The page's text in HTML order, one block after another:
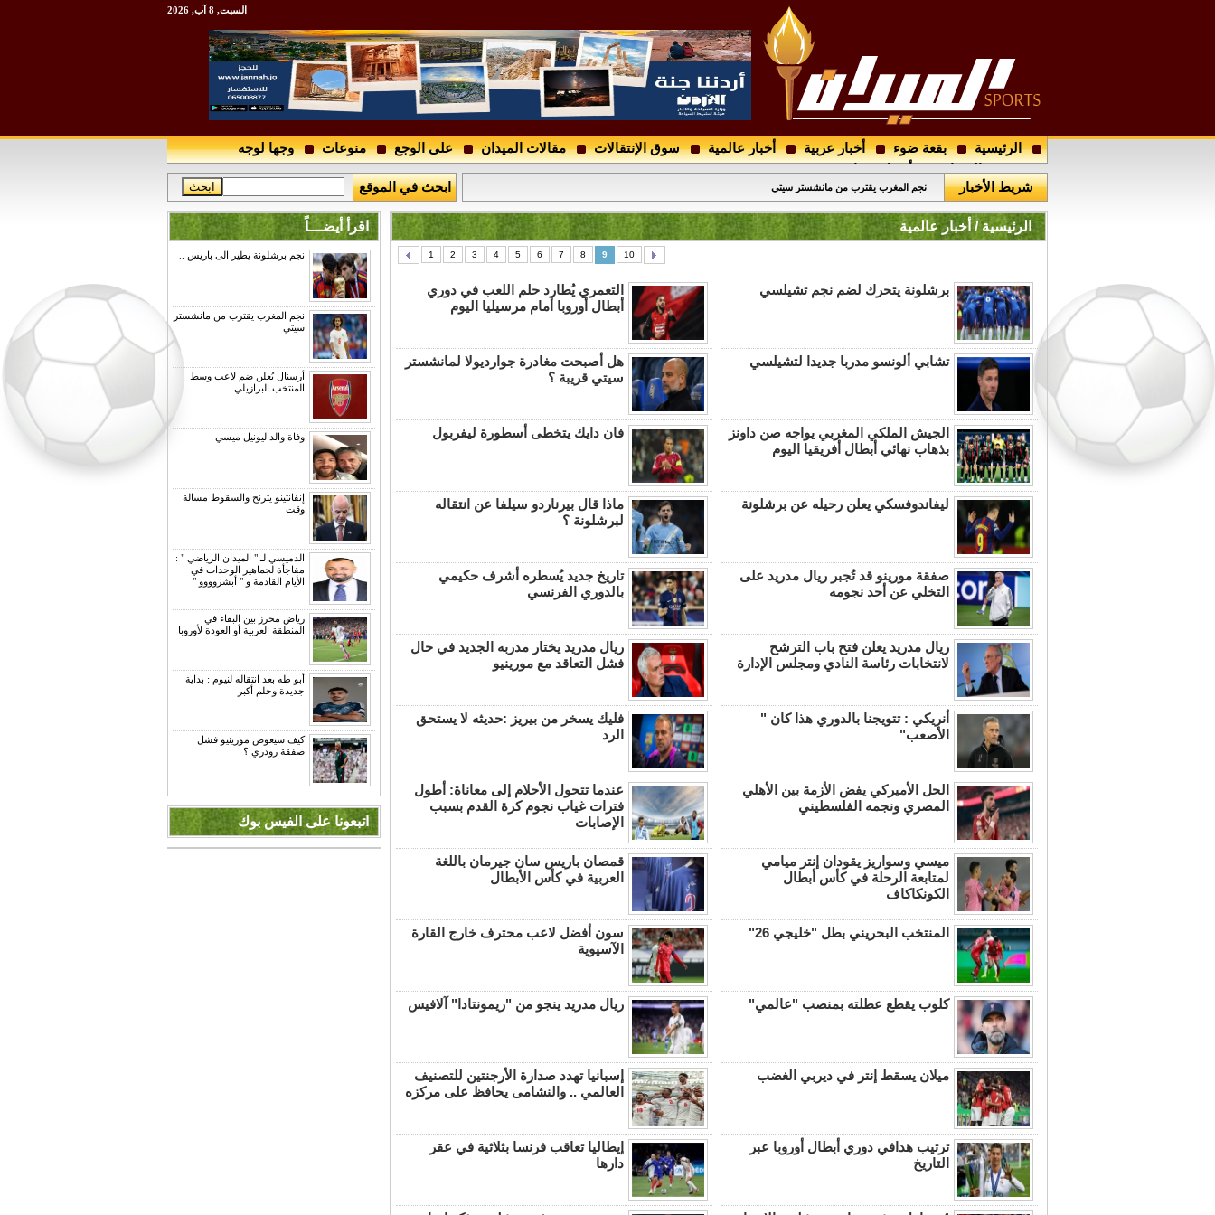
السبت, 8 آب, 2026
الرئيسية بقعة ضوء أخبار عربية أخبار عالمية سوق الإنتقالات مقالات الميدان على الوجع منوعات
وجها لوجه
مجتمع الميدان
أرسل خبرا
شريط الأخبار
نجم برشلونة يطير الى باريس ..
نجم المغرب يقترب من مانشستر سيتي ابحث في الموقع
الرئيسية / أخبار عالمية
1 2 3 4 5 6 7 8 9 10
برشلونة يتحرك لضم نجم تشيلسي
التعمري يُطارد حلم اللعب في دوري
أبطال أوروبا أمام مرسيليا اليوم
تشابي ألونسو مدربا جديدا لتشيلسي
هل أصبحت مغادرة جوارديولا لمانشستر
سيتي قريبة ؟
الجيش الملكي المغربي يواجه صن داونز
بذهاب نهائي أبطال أفريقيا اليوم
فان دايك يتخطى أسطورة ليفربول
ليفاندوفسكي يعلن رحيله عن برشلونة
ماذا قال بيرناردو سيلفا عن انتقاله
لبرشلونة ؟
صفقة مورينو قد تُجبر ريال مدريد على
التخلي عن أحد نجومه
تاريخ جديد يُسطره أشرف حكيمي
بالدوري الفرنسي
ريال مدريد يعلن فتح باب الترشح
لانتخابات رئاسة النادي ومجلس الإدارة
ريال مدريد يختار مدربه الجديد في حال
فشل التعاقد مع مورينيو
أنريكي : تتويجنا بالدوري هذا كان "
الأصعب"
فليك يسخر من بيريز :حديثه لا يستحق
الرد
الحل الأميركي يفض الأزمة بين الأهلي
المصري ونجمه الفلسطيني
عندما تتحول الأحلام إلى معاناة: أطول
فترات غياب نجوم كرة القدم بسبب
الإصابات
ميسي وسواريز يقودان إنتر ميامي
لمتابعة الرحلة في كأس أبطال
الكونكاكاف
قمصان باريس سان جيرمان باللغة
العربية في كأس الأبطال
المنتخب البحريني بطل "خليجي 26"
سون أفضل لاعب محترف خارج القارة
الآسيوية
كلوب يقطع عطلته بمنصب "عالمي" ريال مدريد ينجو من "ريمونتادا" آلافيس
ميلان يسقط إنتر في ديربي الغضب
إسبانيا تهدد صدارة الأرجنتين للتصنيف
العالمي .. والنشامى يحافظ على مركزه
ترتيب هدافي دوري أبطال أوروبا عبر
التاريخ
إيطاليا تعاقب فرنسا بثلاثية في عقر
دارها
اقرأ أيضـــاً
نجم برشلونة يطير الى باريس ..
نجم المغرب يقترب من مانشستر
سيتي
أرسنال يُعلن ضم لاعب وسط
المنتخب البرازيلي
وفاة والد ليونيل ميسي
إنفانتينو يترنح والسقوط مسالة
وقت
الدميسي لـ " الميدان الرياضي " :
مفاجأة لجماهير الوحدات في
الأيام القادمة و " أبشروووو "
رياض محرز بين البقاء في
المنطقة العربية أو العودة لأوروبا
أبو طه بعد انتقاله لنيوم : بداية
جديدة وحلم أكبر
كيف سيعوض مورينيو فشل
صفقة رودري ؟
اتبعونا على الفيس بوك